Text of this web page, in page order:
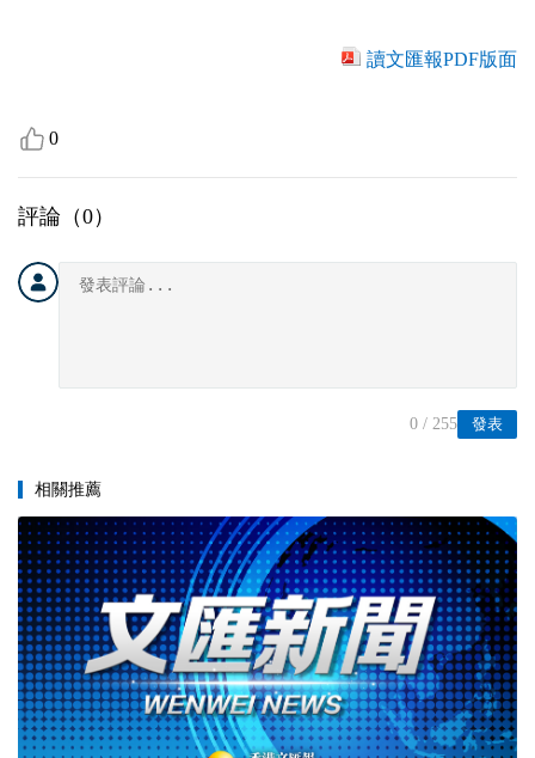
讀文匯報PDF版面
0
評論（0）
發表
0 / 255
相關推薦